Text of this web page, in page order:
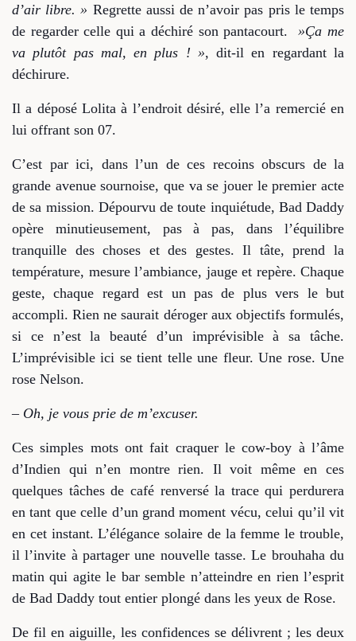
d’air libre. » Regrette aussi de n’avoir pas pris le temps
de regarder celle qui a déchiré son pantacourt.
»Ça me
va plutôt pas mal, en plus ! », dit-il en regardant la
déchirure.
Il a déposé Lolita à l’endroit désiré, elle l’a remercié en
lui offrant son 07.
C’est par ici, dans l’un de ces recoins obscurs de la
grande avenue sournoise, que va se jouer le premier acte
de sa mission. Dépourvu de toute inquiétude, Bad Daddy
opère minutieusement, pas à pas, dans l’équilibre
tranquille des choses et des gestes. Il tâte, prend la
température, mesure l’ambiance, jauge et repère. Chaque
geste, chaque regard est un pas de plus vers le but
accompli. Rien ne saurait déroger aux objectifs formulés,
si ce n’est la beauté d’un imprévisible à sa tâche.
L’imprévisible ici se tient telle une fleur. Une rose. Une
rose Nelson.
– Oh, je vous prie de m’excuser.
Ces simples mots ont fait craquer le cow-boy à l’âme
d’Indien qui n’en montre rien. Il voit même en ces
quelques tâches de café renversé la trace qui perdurera
en tant que celle d’un grand moment vécu, celui qu’il vit
en cet instant. L’élégance solaire de la femme le trouble,
il l’invite à partager une nouvelle tasse. Le brouhaha du
matin qui agite le bar semble n’atteindre en rien l’esprit
de Bad Daddy tout entier plongé dans les yeux de Rose.
De fil en aiguille, les confidences se délivrent ; les deux